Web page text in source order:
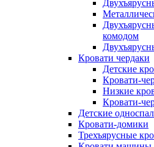
комодом
Кровати чердаки
Детские
Кровати-
Низкие
Кровати-
Детские
Кровати-домики
Трехъярусные